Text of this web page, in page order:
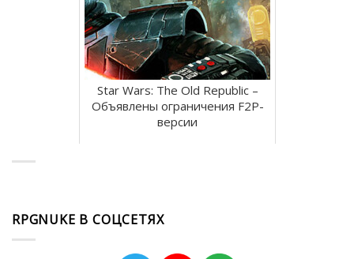
Star Wars: The Old Republic –
Объявлены ограничения F2P-
версии
RPGNUKE В СОЦСЕТЯХ